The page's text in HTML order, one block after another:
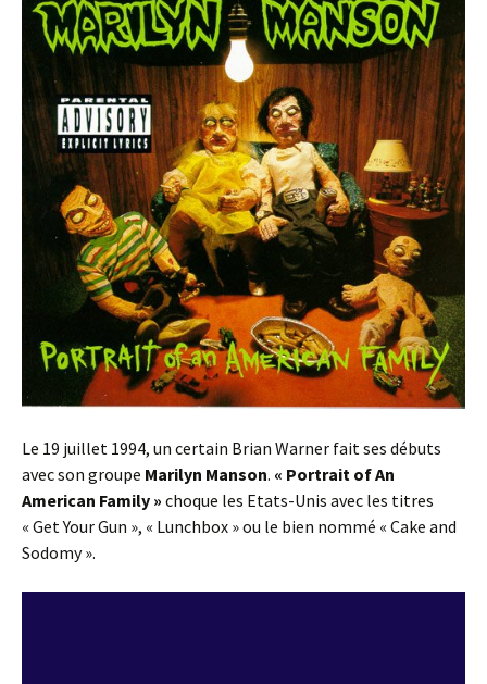
Le 19 juillet 1994, un certain Brian Warner fait ses débuts
avec son groupe Marilyn Manson. « Portrait of An
American Family » choque les Etats-Unis avec les titres
« Get Your Gun », « Lunchbox » ou le bien nommé « Cake and
Sodomy ».